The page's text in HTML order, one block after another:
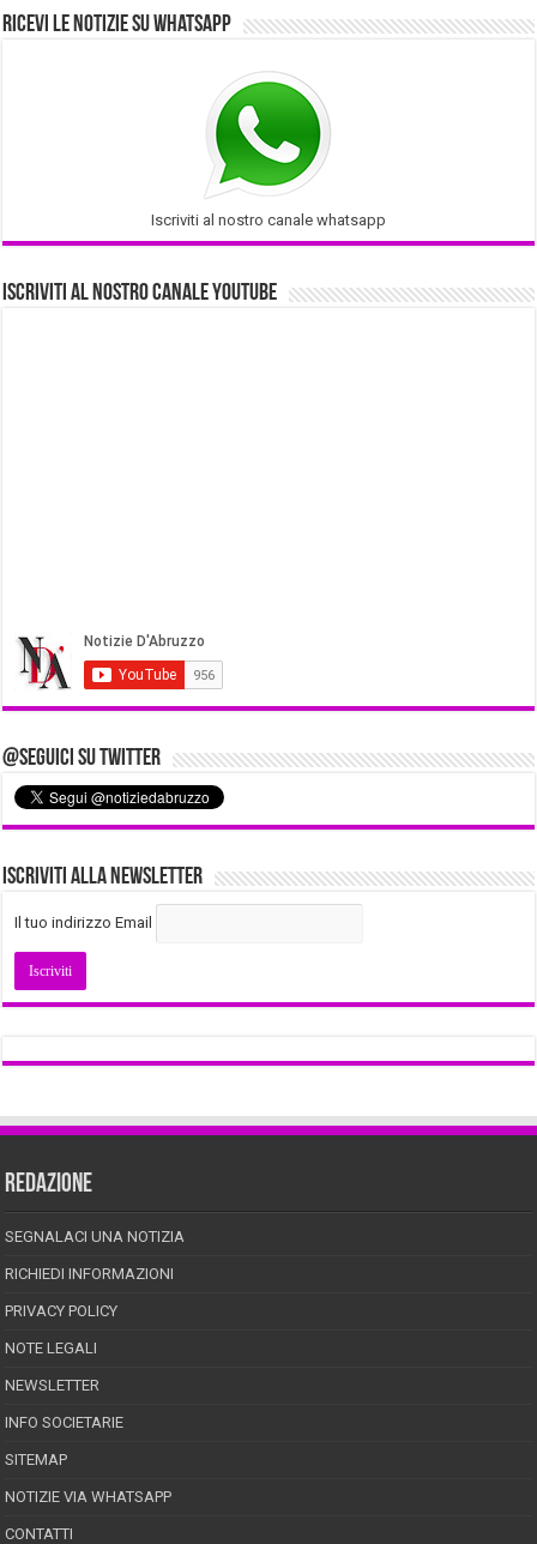
Ricevi le notizie su Whatsapp
Iscriviti al nostro canale whatsapp
Iscriviti al nostro Canale Youtube
@Seguici su Twitter
Iscriviti alla Newsletter
Il tuo indirizzo Email
REDAZIONE
SEGNALACI UNA NOTIZIA
RICHIEDI INFORMAZIONI
PRIVACY POLICY
NOTE LEGALI
NEWSLETTER
INFO SOCIETARIE
SITEMAP
NOTIZIE VIA WHATSAPP
CONTATTI